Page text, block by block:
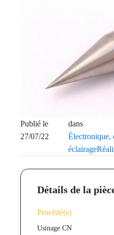
Publié le
27/07/22
dans
Électronique,
éclairage
Détails de la
Procédé(s)
Usinage CN